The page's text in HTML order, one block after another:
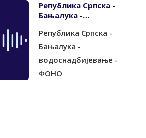
Република Српска -
Бањалука -
ФОНО
Република Српска -
Бањалука -
водоснадбијевање -
ФОНО